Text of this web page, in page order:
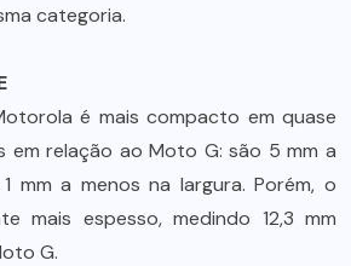
categoria.
é mais compacto em quase
em relação ao Moto G: são 5 mm a
mm a menos na largura. Porém, o
mais espesso, medindo 12,3 mm
G.